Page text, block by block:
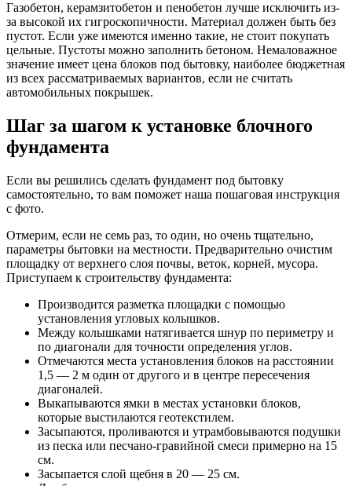
Газобетон, керамзитобетон и пенобетон лучше исключить из-
за высокой их гигроскопичности. Материал должен быть без
пустот. Если уже имеются именно такие, не стоит покупать
цельные. Пустоты можно заполнить бетоном. Немаловажное
значение имеет цена блоков под бытовку, наиболее бюджетная
из всех рассматриваемых вариантов, если не считать
автомобильных покрышек.
Шаг за шагом к установке блочного
фундамента
Если вы решились сделать фундамент под бытовку
самостоятельно, то вам поможет наша пошаговая инструкция
с фото.
Отмерим, если не семь раз, то один, но очень тщательно,
параметры бытовки на местности. Предварительно очистим
площадку от верхнего слоя почвы, веток, корней, мусора.
Приступаем к строительству фундамента:
Производится разметка площадки с помощью
установления угловых колышков.
Между колышками натягивается шнур по периметру и
по диагонали для точности определения углов.
Отмечаются места установления блоков на расстоянии
1,5 — 2 м один от другого и в центре пересечения
диагоналей.
Выкапываются ямки в местах установки блоков,
которые выстилаются геотекстилем.
Засыпаются, проливаются и утрамбовываются подушки
из песка или песчано-гравийной смеси примерно на 15
см.
Засыпается слой щебня в 20 — 25 см.